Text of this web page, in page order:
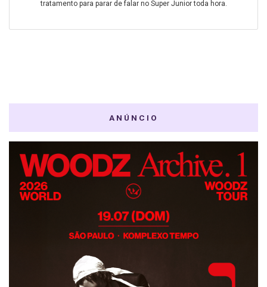
tratamento para parar de falar no Super Junior toda hora.
ANÚNCIO